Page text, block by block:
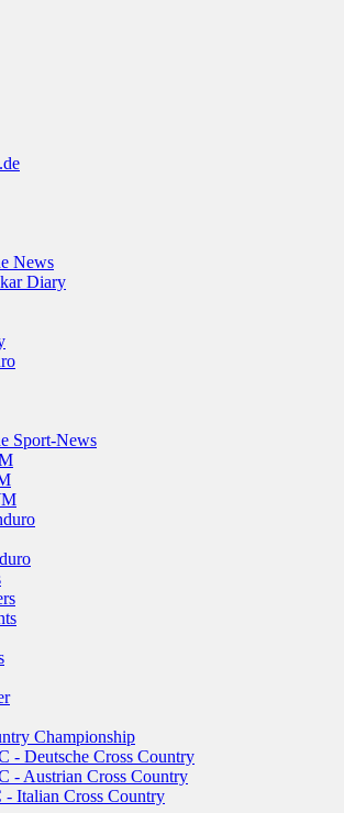
News
Diary
Sport-News
Championship
- Deutsche Cross Country
- Austrian Cross Country
- Italian Cross Country